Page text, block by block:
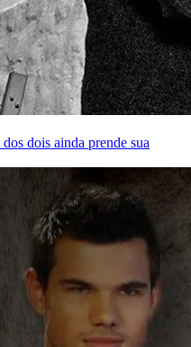
dois ainda prende sua